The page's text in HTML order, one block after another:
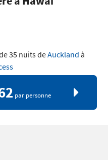
35 nuits deAuckland à
par personne